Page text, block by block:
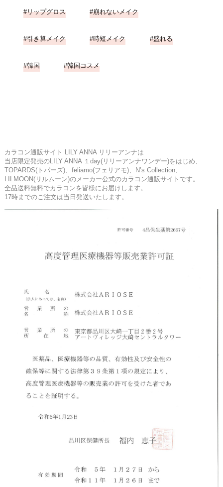
リップグロス 崩れないメイク
引き算メイク 時短メイク 盛れる
韓国 韓国コスメ
カラコン通販サイト LILY ANNA リリーアンナは
当店限定発売のLILY ANNA １day(リリーアンナワンデー)をはじめ、
TOPARDS(トパーズ)、feliamo(フェリアモ)、N’s Collection、
LILMOON(リルムーン)のメーカー公式のカラコン通販サイトです。
全品送料無料でカラコンを皆様にお届けします。
17時までのご注文は当日発送いたします。